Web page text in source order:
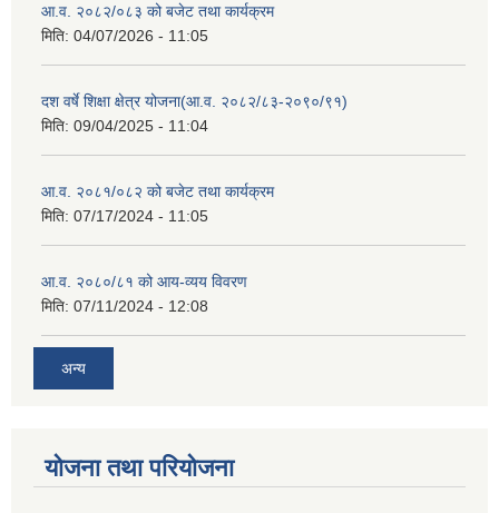
आ.व. २०८२/०८३ को बजेट तथा कार्यक्रम
मिति: 04/07/2026 - 11:05
दश वर्षे शिक्षा क्षेत्र योजना(आ.व. २०८२/८३-२०९०/९१)
मिति: 09/04/2025 - 11:04
आ.व. २०८१/०८२ को बजेट तथा कार्यक्रम
मिति: 07/17/2024 - 11:05
आ.व. २०८०/८१ को आय-व्यय विवरण
मिति: 07/11/2024 - 12:08
अन्य
योजना तथा परियोजना